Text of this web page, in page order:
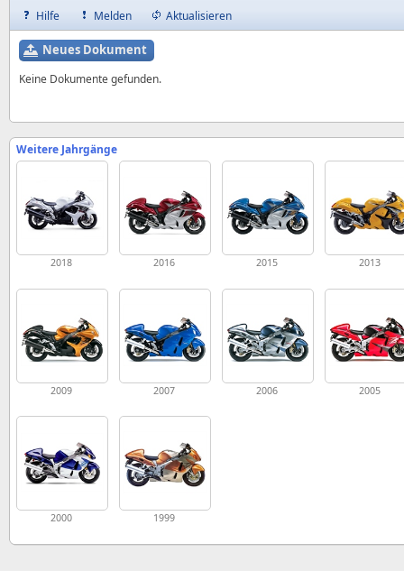
Hilfe Melden Aktualisieren
Neues Dokument
Keine Dokumente gefunden.
Weitere Jahrgänge
2018 2016 2015 2013
2009 2007 2006 2005
2000 1999